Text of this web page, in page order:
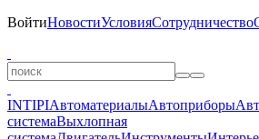
ВойтиНовостиУсловияСотрудничество
INTIPIАвтоматериалыАвтоприборы
системаВыхлопная